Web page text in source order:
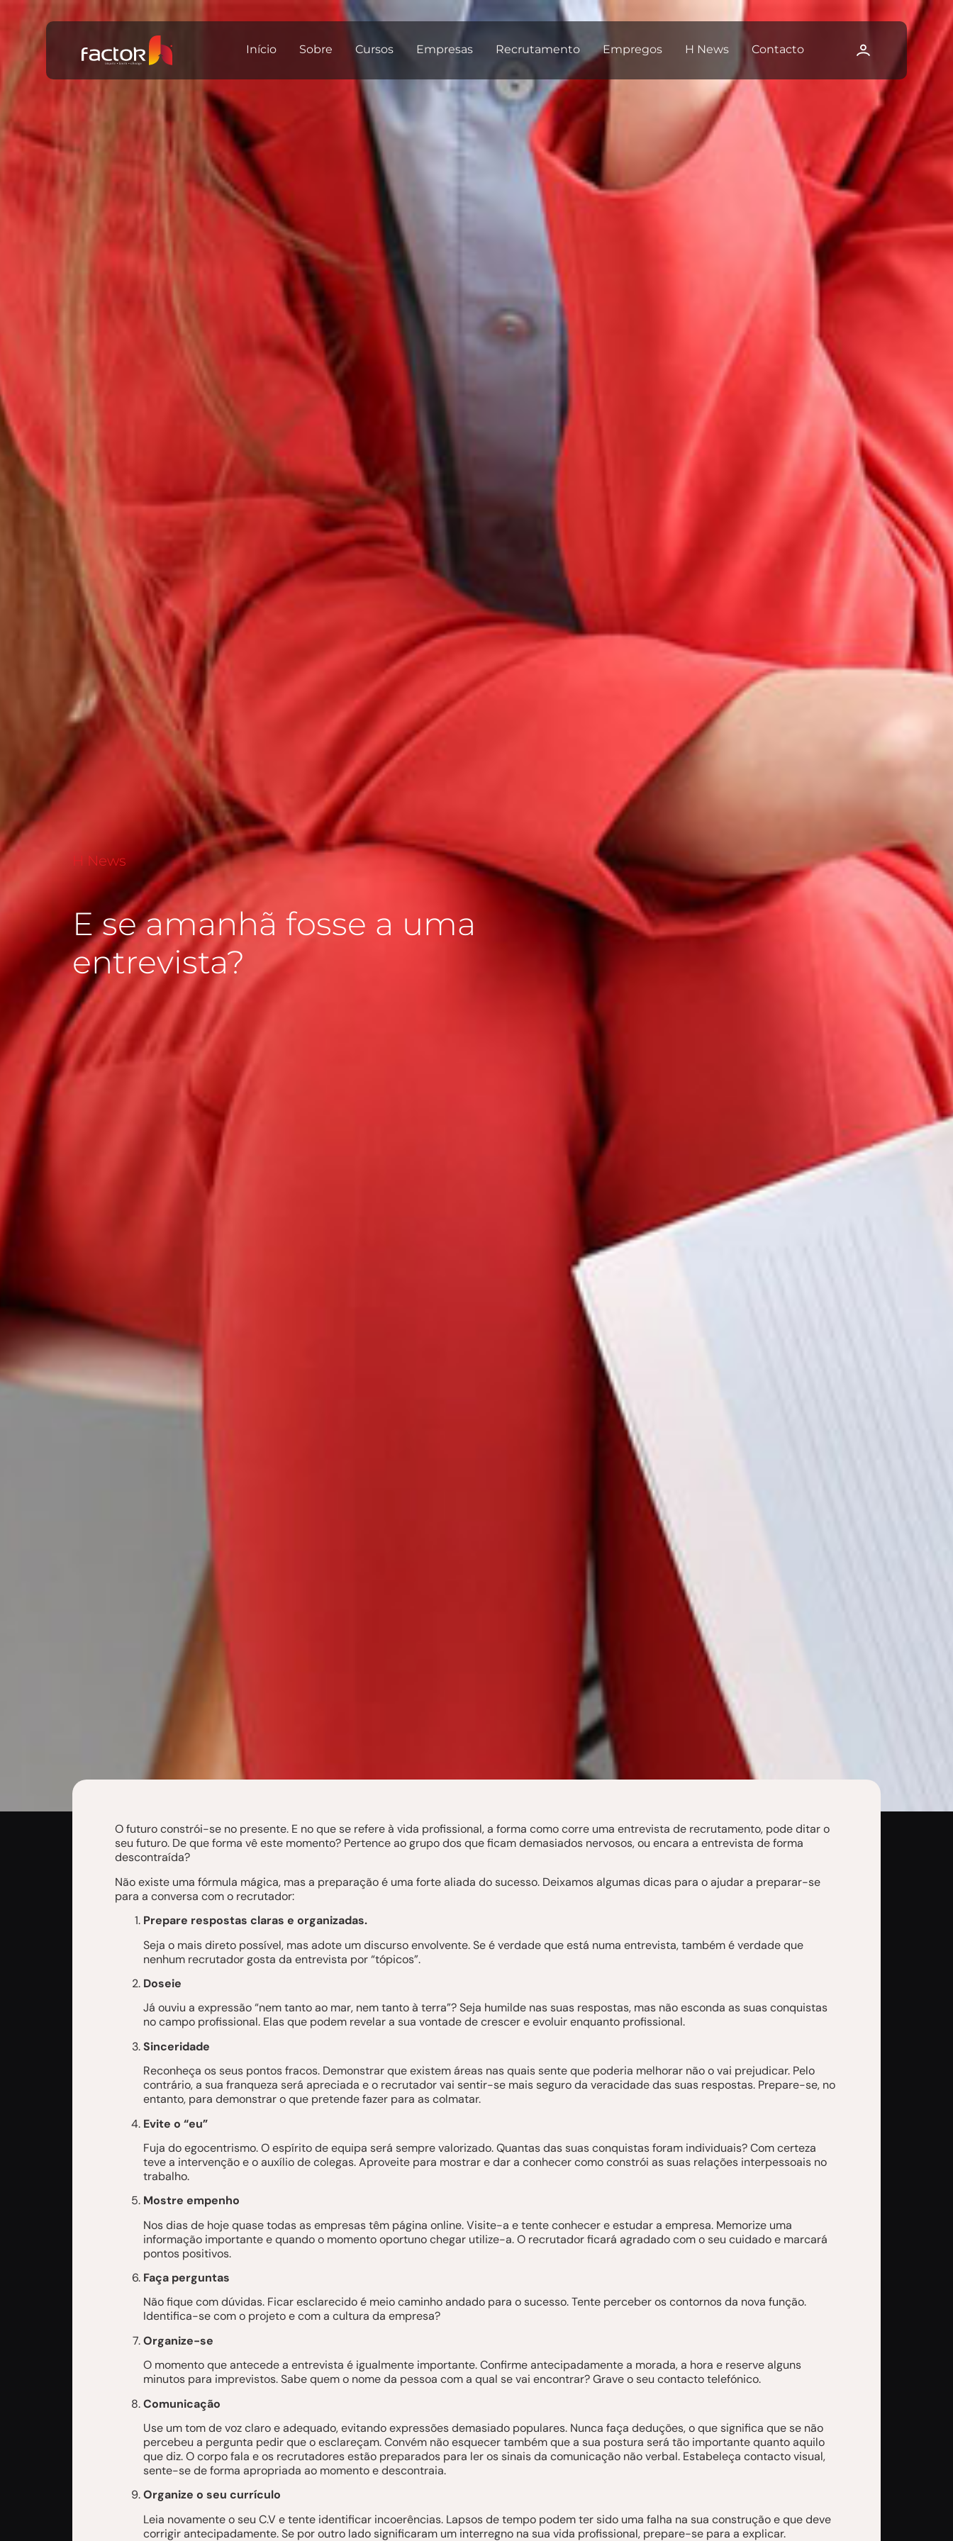
Início Sobre Cursos Empresas Recrutamento Empregos H News Contacto
H News
E se amanhã fosse a uma
entrevista?
O futuro constrói-se no presente. E no que se refere à vida profissional, a forma como corre uma entrevista de recrutamento, pode ditar o
seu futuro. De que forma vê este momento? Pertence ao grupo dos que ficam demasiados nervosos, ou encara a entrevista de forma
descontraída?
Não existe uma fórmula mágica, mas a preparação é uma forte aliada do sucesso. Deixamos algumas dicas para o ajudar a preparar-se
para a conversa com o recrutador:
Prepare respostas claras e organizadas.
Seja o mais direto possível, mas adote um discurso envolvente. Se é verdade que está numa entrevista, também é verdade que
nenhum recrutador gosta da entrevista por “tópicos”.
Doseie
Já ouviu a expressão “nem tanto ao mar, nem tanto à terra”? Seja humilde nas suas respostas, mas não esconda as suas conquistas
no campo profissional. Elas que podem revelar a sua vontade de crescer e evoluir enquanto profissional.
Sinceridade
Reconheça os seus pontos fracos. Demonstrar que existem áreas nas quais sente que poderia melhorar não o vai prejudicar. Pelo
contrário, a sua franqueza será apreciada e o recrutador vai sentir-se mais seguro da veracidade das suas respostas. Prepare-se, no
entanto, para demonstrar o que pretende fazer para as colmatar.
Evite o “eu”
Fuja do egocentrismo. O espírito de equipa será sempre valorizado. Quantas das suas conquistas foram individuais? Com certeza
teve a intervenção e o auxílio de colegas. Aproveite para mostrar e dar a conhecer como constrói as suas relações interpessoais no
trabalho.
Mostre empenho
Nos dias de hoje quase todas as empresas têm página online. Visite-a e tente conhecer e estudar a empresa. Memorize uma
informação importante e quando o momento oportuno chegar utilize-a. O recrutador ficará agradado com o seu cuidado e marcará
pontos positivos.
Faça perguntas
Não fique com dúvidas. Ficar esclarecido é meio caminho andado para o sucesso. Tente perceber os contornos da nova função.
Identifica-se com o projeto e com a cultura da empresa?
Organize-se
O momento que antecede a entrevista é igualmente importante. Confirme antecipadamente a morada, a hora e reserve alguns
minutos para imprevistos. Sabe quem o nome da pessoa com a qual se vai encontrar? Grave o seu contacto telefónico.
Comunicação
Use um tom de voz claro e adequado, evitando expressões demasiado populares. Nunca faça deduções, o que significa que se não
percebeu a pergunta pedir que o esclareçam. Convém não esquecer também que a sua postura será tão importante quanto aquilo
que diz. O corpo fala e os recrutadores estão preparados para ler os sinais da comunicação não verbal. Estabeleça contacto visual,
sente-se de forma apropriada ao momento e descontraia.
Organize o seu currículo
Leia novamente o seu C.V e tente identificar incoerências. Lapsos de tempo podem ter sido uma falha na sua construção e que deve
corrigir antecipadamente. Se por outro lado significaram um interregno na sua vida profissional, prepare-se para a explicar.